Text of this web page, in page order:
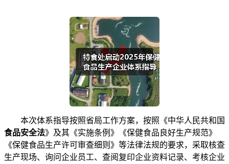
本次体系指导按照省局工作方案，按照《中华人民共和国
食品安全法》及其《实施条例》《保健食品良好生产规范》
《保健食品生产许可审查细则》等法律法规的要求，采取核查
生产现场、询问企业员工、查阅复印企业资料记录、考核企业